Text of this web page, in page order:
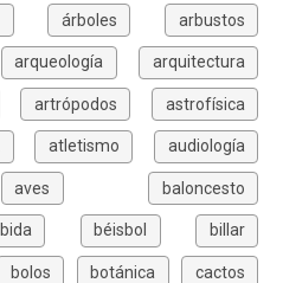
árboles arbustos
arqueología arquitectura
artrópodos astrofísica
atletismo audiología
aves baloncesto
béisbol billar
bolos botánica cactos